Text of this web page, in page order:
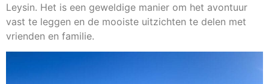
Leysin. Het is een geweldige manier om het avontuur
vast te leggen en de mooiste uitzichten te delen met
vrienden en familie.